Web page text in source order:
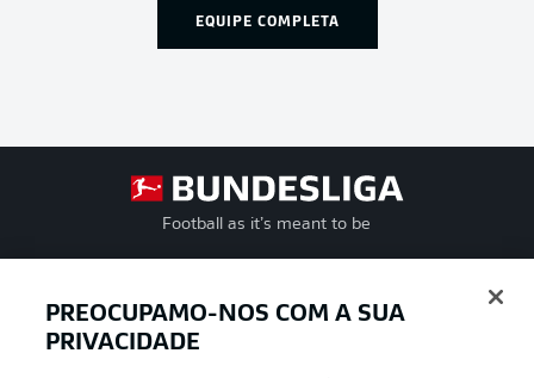
EQUIPE COMPLETA
Football as it’s meant to be
APLICATIVO DA BUNDESLIGA
PREOCUPAMO-NOS COM A SUA
PRIVACIDADE